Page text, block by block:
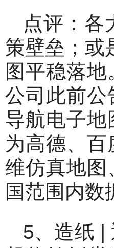
点评：各
策壁垒；或
图平稳落
公司此前公
导航电子
为高德、
维仿真地图
国范围内数
5、造纸 |